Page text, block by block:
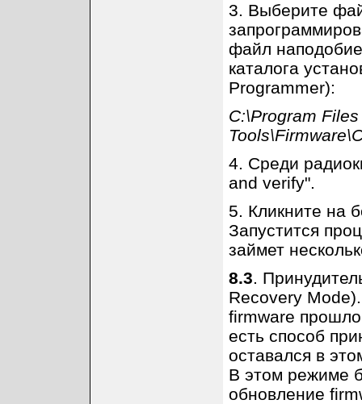
3. Выберите
файл
каталога
Programmer):
C:\Program
4. Среди
and verify".
5. Кликните на
Запустится
займет
8.3.
Recovery
firmware прошло
есть способ
оставался в
В этом режиме
обновление